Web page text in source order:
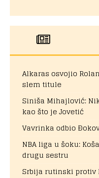
Alkaras osvojio
slem titule
Siniša Mihajlović:
kao što je Jovetić
Vavrinka odbio
NBA liga u šoku:
drugu sestru
Srbija rutinski protiv